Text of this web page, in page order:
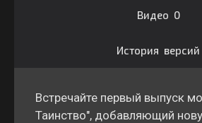
Видео 0
История версий
Встречайте первый выпуск
Таинство", добавляющий